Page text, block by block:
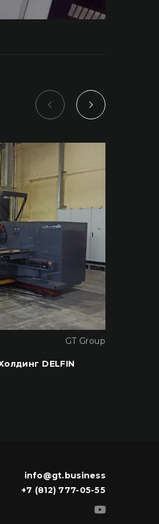
GT Group
DELFIN
info@gt.business
+7 (812) 777-05-55